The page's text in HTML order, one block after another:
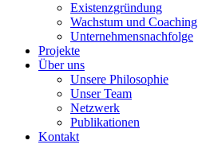
Existenzgründung
Wachstum und Coaching
Unternehmensnachfolge
Projekte
Über uns
Unsere Philosophie
Unser Team
Netzwerk
Publikationen
Kontakt